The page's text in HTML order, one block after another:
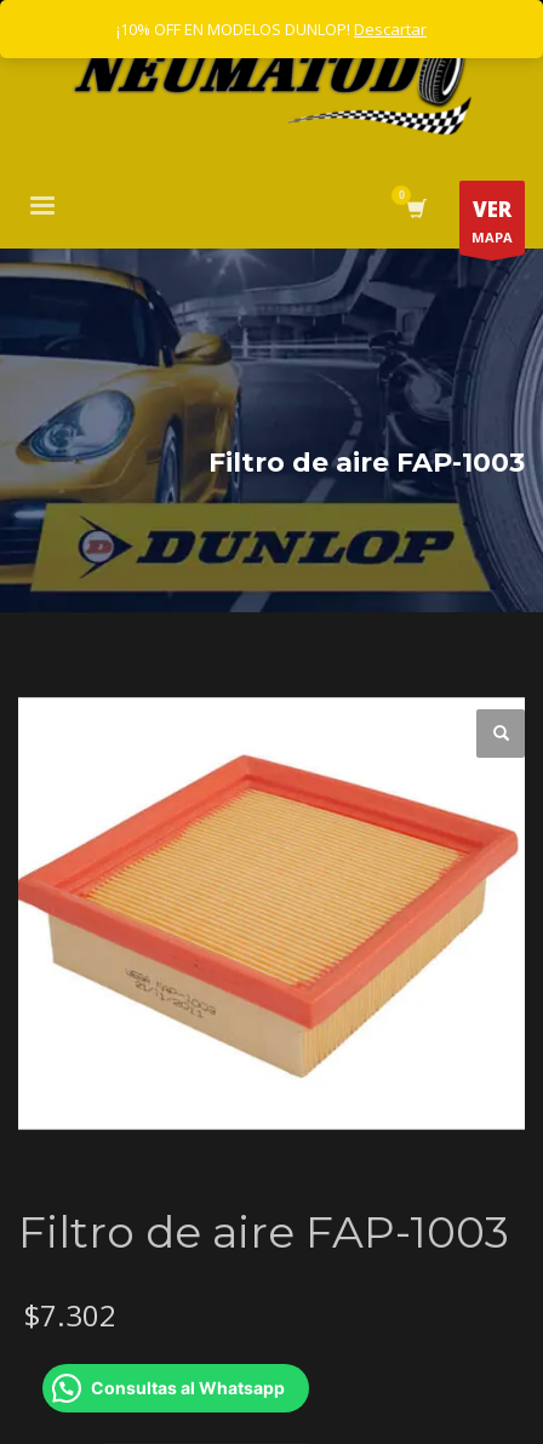
VER
MAPA
Filtro de aire FAP-1003
Filtro de aire FAP-1003
$7.302
Consultas al Whatsapp
¡10% OFF EN MODELOS DUNLOP! Descartar